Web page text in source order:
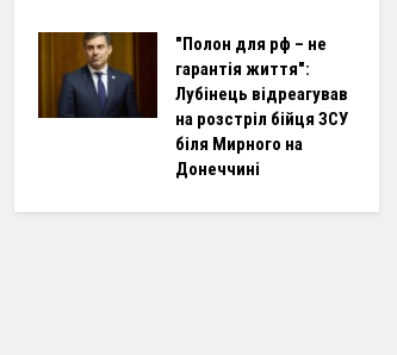
"Полон для рф – не
гарантія життя":
Лубінець відреагував
на розстріл бійця ЗСУ
біля Мирного на
Донеччині